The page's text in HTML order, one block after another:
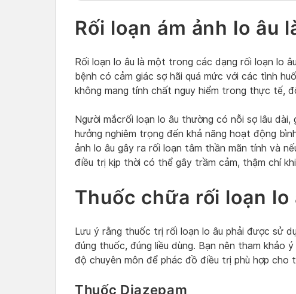
Rối loạn ám ảnh lo âu
Rối loạn lo âu là một trong các dạng rối loạn lo
bệnh có cảm giác sợ hãi quá mức với các tình
không mang tính chất nguy hiểm trong thực tế,
Người mắcrối loạn lo âu thường có nỗi sợ lâu dài,
hưởng nghiêm trọng đến khả năng hoạt động
ảnh lo âu gây ra rối loạn tâm thần mãn tính và
điều trị kịp thời có thể gây trầm cảm, thậm chí
Thuốc chữa rối loạn lo
Lưu ý rằng thuốc trị rối loạn lo âu phải được sử
đúng thuốc, đúng liều dùng. Bạn nên tham
độ chuyên môn để phác đồ điều trị phù hợp cho
Thuốc Diazepam